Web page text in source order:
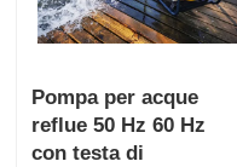
Pompa per acque
reflue 50 Hz 60 Hz
con testa di